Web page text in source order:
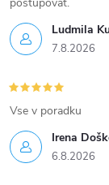
Ludmila
7.8.2026
postupovat.
Irena
6.8.2026
Vse v poradku